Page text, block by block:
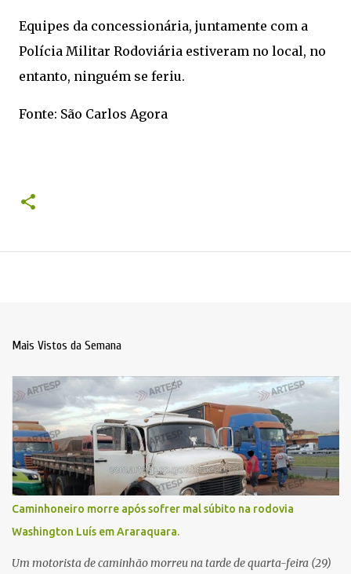
Equipes da concessionária, juntamente com a
Polícia Militar Rodoviária estiveram no local, no
entanto, ninguém se feriu.
Fonte: São Carlos Agora
Mais Vistos da Semana
Caminhoneiro morre após sofrer mal súbito na rodovia
Washington Luís em Araraquara.
Um motorista de caminhão morreu na tarde de quarta-feira (29)